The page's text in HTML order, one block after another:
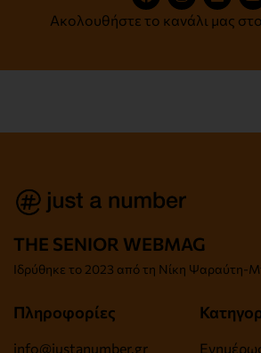
Ακολουθήστε το κανάλι μας
THE SENIOR WEBMAG
Iδρύθηκε το 2023 από τη Νίκη Ψαραύτη-
Πληροφορίες
info@justanumber.gr